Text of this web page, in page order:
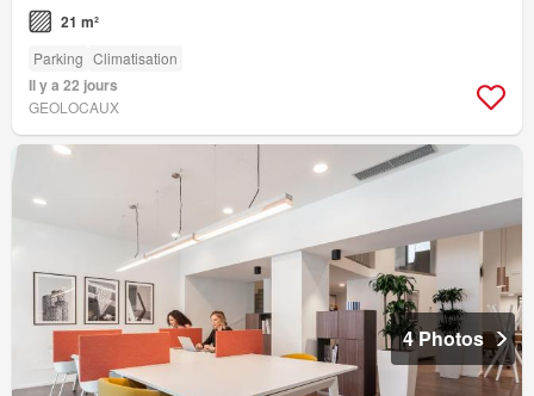
21 m²
Parking Climatisation
Il y a 22 jours
GEOLOCAUX
4 Photos